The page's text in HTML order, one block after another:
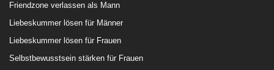
Friendzone verlassen als Mann
Liebeskummer lösen für Männer
Liebeskummer lösen für Frauen
Selbstbewusstsein stärken für Frauen